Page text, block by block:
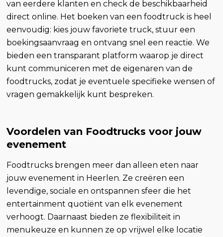
van eerdere klanten en check de beschikbaarheid
direct online. Het boeken van een foodtruck is heel
eenvoudig: kies jouw favoriete truck, stuur een
boekingsaanvraag en ontvang snel een reactie. We
bieden een transparant platform waarop je direct
kunt communiceren met de eigenaren van de
foodtrucks, zodat je eventuele specifieke wensen of
vragen gemakkelijk kunt bespreken.
Voordelen van Foodtrucks voor jouw
evenement
Foodtrucks brengen meer dan alleen eten naar
jouw evenement in Heerlen. Ze creëren een
levendige, sociale en ontspannen sfeer die het
entertainment quotiënt van elk evenement
verhoogt. Daarnaast bieden ze flexibiliteit in
menukeuze en kunnen ze op vrijwel elke locatie